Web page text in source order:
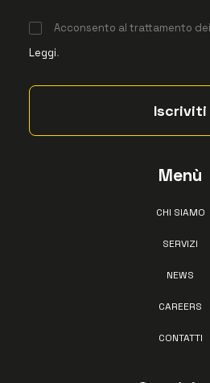
Menù
CHI SIAMO
SERVIZI
NEWS
CAREERS
CONTATTI
Acconsento al trattamento
Leggi.